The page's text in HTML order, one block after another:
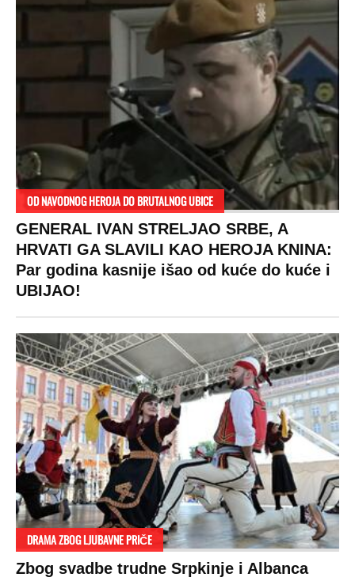
OD NAVODNOG HEROJA DO BRUTALNOG UBICE
GENERAL IVAN STRELJAO SRBE, A
HRVATI GA SLAVILI KAO HEROJA KNINA:
Par godina kasnije išao od kuće do kuće i
UBIJAO!
DRAMA ZBOG LJUBAVNE PRIČE
Zbog svadbe trudne Srpkinje i Albanca